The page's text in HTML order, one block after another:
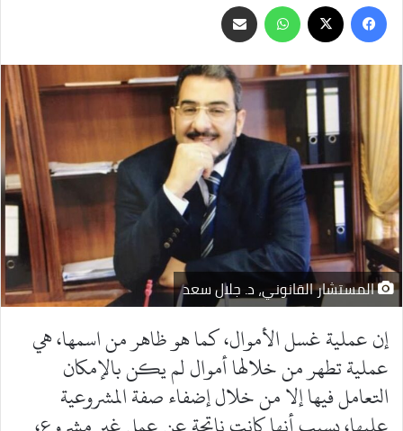
فيسبوك
‫X واتسابمشاركة
عبر
البريد
المستشار القانوني، د. جلال سعد
إن عملية غسل الأموال، كما هو ظاهر من اسمها، هي
عملية تطهر من خلالها أموال لم يكن بالإمكان
التعامل فيها إلا من خلال إضفاء صفة المشروعية